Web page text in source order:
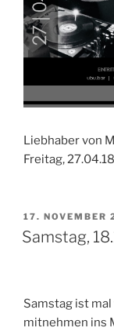
Liebhaber von
Freitag,
AM
17. NOVEMBER
Samstag,
Samstag ist mal
mitnehmen ins